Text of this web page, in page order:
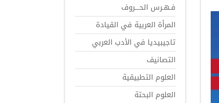
فـهـرس الحـــروف
المرأة العربية في القيادة
تاجيبيديا في الأدب العربي
التصانيف
العلوم التطبيقية
العلوم البحتة